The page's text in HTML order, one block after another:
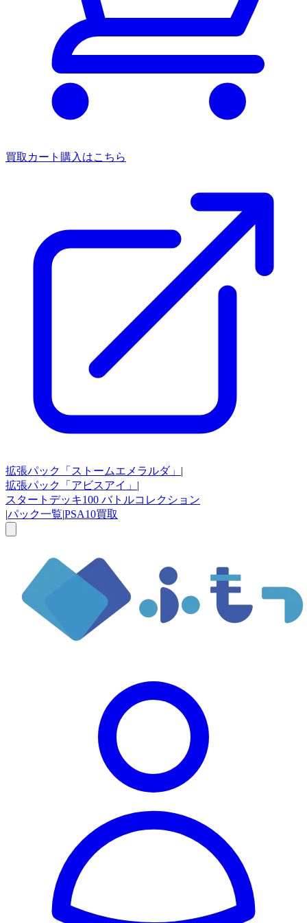
買取カート 購入はこちら
拡張パック 「ストームエメラルダ」 |
拡張パック
「アビスアイ」 |
スタートデッキ100 バトルコレクション
|パック一覧|PSA10買取